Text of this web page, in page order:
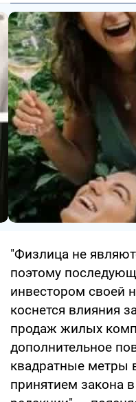
"Физлица не
поэтому
инвестором своей
коснется влияния
продаж жилых
дополнительное
квадратные метры
принятием закона